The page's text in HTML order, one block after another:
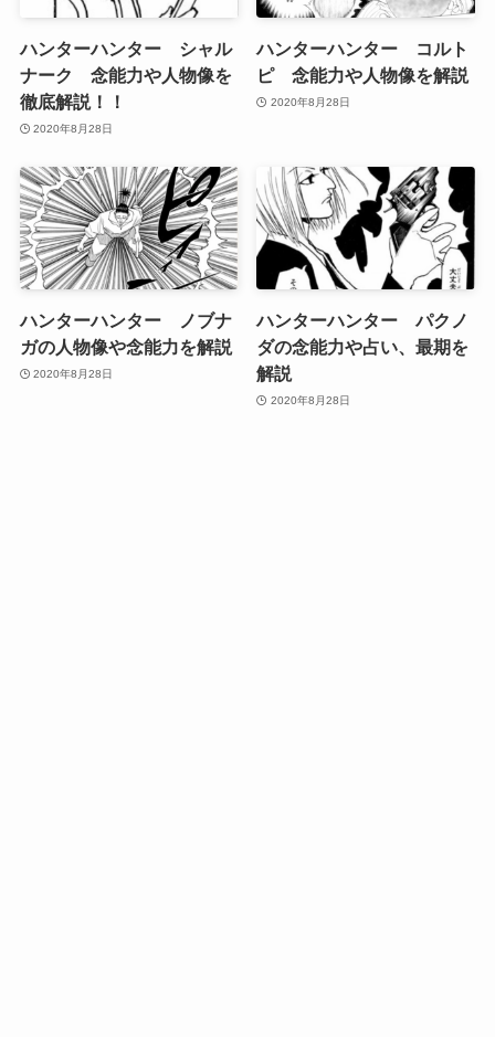
ハンターハンター シャル
ナーク 念能力や人物像を
徹底解説！！
2020年8月28日
ハンターハンター コルト
ピ 念能力や人物像を解説
2020年8月28日
ハンターハンター ノブナ
ガの人物像や念能力を解説
2020年8月28日
ハンターハンター パクノ
ダの念能力や占い、最期を
解説
2020年8月28日